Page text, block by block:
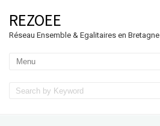
REZOEE
Réseau Ensemble & Egalitaires en Bretagne